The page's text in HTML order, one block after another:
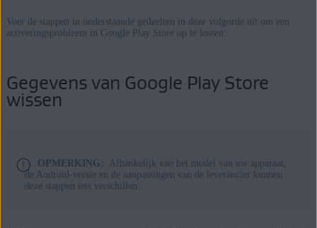
Voer de stappen in onderstaande gedeelten in deze volgorde uit om een
activeringsprobleem in Google Play Store op te lossen:
Gegevens van Google Play Store
wissen
OPMERKING:
Afhankelijk van het model van uw apparaat,
de Android-versie en de aanpassingen van de leverancier kunnen
deze stappen iets verschillen.